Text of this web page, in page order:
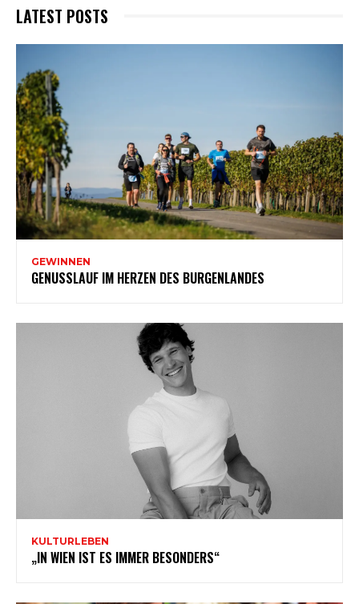
LATEST POSTS
GEWINNEN
GENUSSLAUF IM HERZEN DES BURGENLANDES
KULTURLEBEN
„IN WIEN IST ES IMMER BESONDERS“